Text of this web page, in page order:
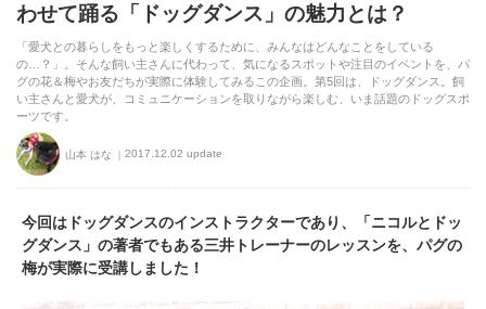
わせて踊る「ドッグダンス」の魅力とは？
「愛犬との暮らしをもっと楽しくするために、みんなはどんなことをしている
の…？」。そんな飼い主さんに代わって、気になるスポットや注目のイベントを、パ
グの花＆梅やお友だちが実際に体験してみるこの企画。第5回は、ドッグダンス。飼
い主さんと愛犬が、コミュニケーションを取りながら楽しむ、いま話題のドッグスポ
ーツです。
山本 はな 2017.12.02 update
今回はドッグダンスのインストラクターであり、「ニコルとドッ
グダンス」の著者でもある三井トレーナーのレッスンを、パグの
梅が実際に受講しました！